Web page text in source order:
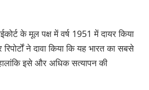
के मूल पक्ष में वर्ष 1951 में दायर किया
ने दावा किया कि यह भारत का सबसे
इसे और अधिक सत्यापन की